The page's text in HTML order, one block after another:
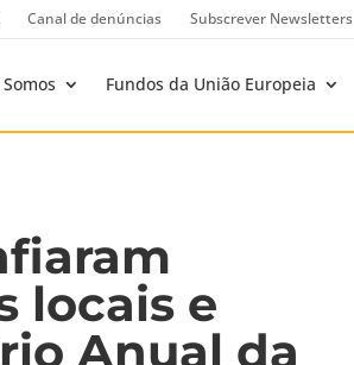
Canal de denúncias Subscrever Newsletters
Fundos da União Europeia
locais e
Anual da